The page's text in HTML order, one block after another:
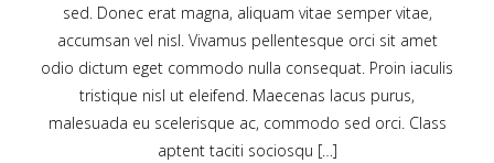
sed. Donec erat magna, aliquam vitae semper vitae,
accumsan vel nisl. Vivamus pellentesque orci sit amet
odio dictum eget commodo nulla consequat. Proin iaculis
tristique nisl ut eleifend. Maecenas lacus purus,
malesuada eu scelerisque ac, commodo sed orci. Class
aptent taciti sociosqu […]